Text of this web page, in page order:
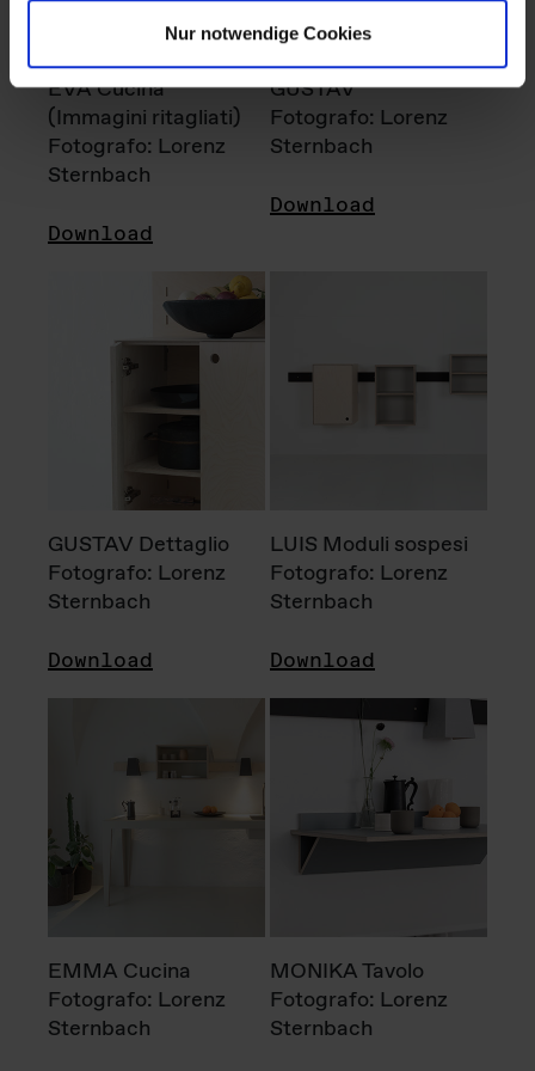
Nur notwendige Cookies
EVA Cucina
(Immagini ritagliati)
Fotografo: Lorenz
Sternbach
Download
GUSTAV
Fotografo: Lorenz
Sternbach
Download
GUSTAV Dettaglio
Fotografo: Lorenz
Sternbach
Download
LUIS Moduli sospesi
Fotografo: Lorenz
Sternbach
Download
EMMA Cucina
Fotografo: Lorenz
Sternbach
MONIKA Tavolo
Fotografo: Lorenz
Sternbach